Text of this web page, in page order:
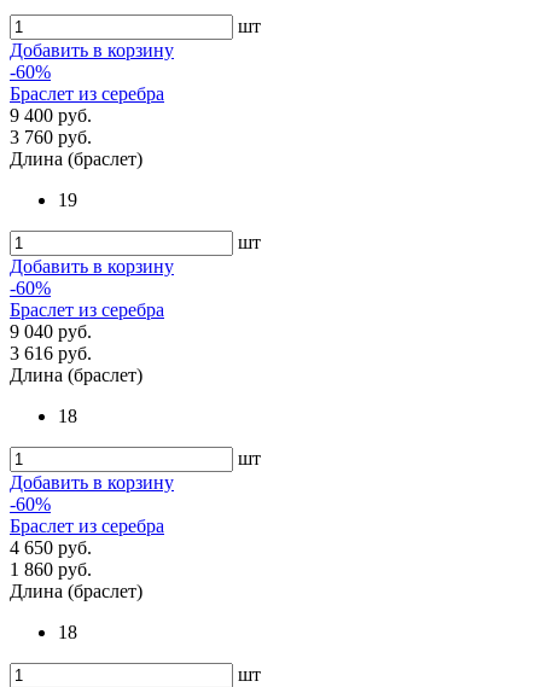
шт
Добавить в корзину
-60%
Браслет из серебра
9 400 руб.
3 760 руб.
Длина (браслет)
19
шт
Добавить в корзину
-60%
Браслет из серебра
9 040 руб.
3 616 руб.
Длина (браслет)
18
шт
Добавить в корзину
-60%
Браслет из серебра
4 650 руб.
1 860 руб.
Длина (браслет)
18
шт